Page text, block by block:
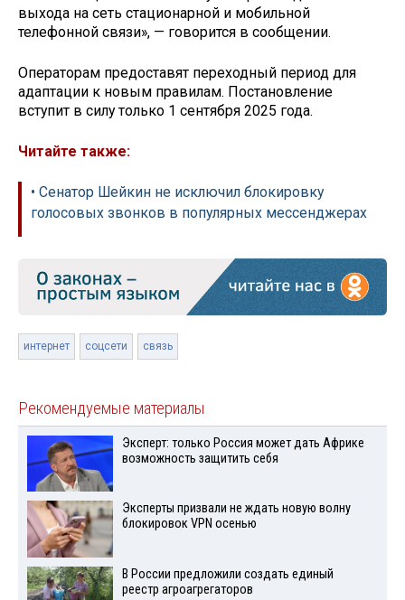
выхода на сеть стационарной и мобильной
телефонной связи», — говорится в сообщении.
Операторам предоставят переходный период для
адаптации к новым правилам. Постановление
вступит в силу только 1 сентября 2025 года.
Читайте также:
• Сенатор Шейкин не исключил блокировку
голосовых звонков в популярных мессенджерах
интернет соцсети связь
Рекомендуемые материалы
Эксперт: только Россия может дать Африке
возможность защитить себя
Эксперты призвали не ждать новую волну
блокировок VPN осенью
В России предложили создать единый
реестр агроагрегаторов